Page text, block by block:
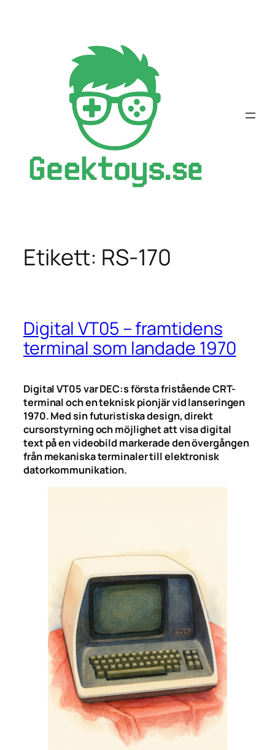
Etikett: RS-170
Digital VT05 – framtidens
terminal som landade 1970
Digital VT05 var DEC:s första fristående CRT-
terminal och en teknisk pionjär vid lanseringen
1970. Med sin futuristiska design, direkt
cursorstyrning och möjlighet att visa digital
text på en videobild markerade den övergången
från mekaniska terminaler till elektronisk
datorkommunikation.